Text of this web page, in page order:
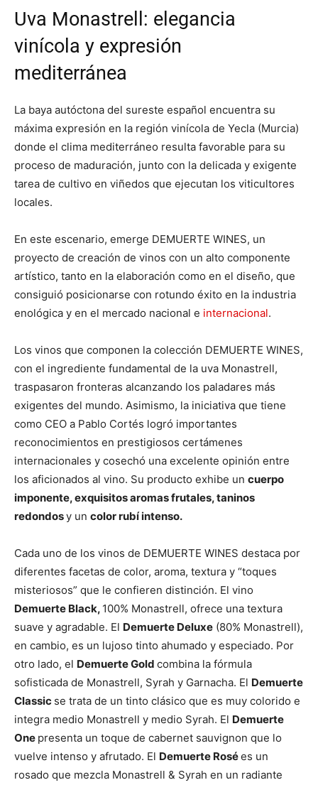
Uva Monastrell: elegancia
vinícola y expresión
mediterránea
La baya autóctona del sureste español encuentra su
máxima expresión en la región vinícola de Yecla (Murcia)
donde el clima mediterráneo resulta favorable para su
proceso de maduración, junto con la delicada y exigente
tarea de cultivo en viñedos que ejecutan los viticultores
locales.
En este escenario, emerge DEMUERTE WINES, un
proyecto de creación de vinos con un alto componente
artístico, tanto en la elaboración como en el diseño, que
consiguió posicionarse con rotundo éxito en la industria
enológica y en el mercado nacional e internacional.
Los vinos que componen la colección DEMUERTE WINES,
con el ingrediente fundamental de la uva Monastrell,
traspasaron fronteras alcanzando los paladares más
exigentes del mundo. Asimismo, la iniciativa que tiene
como CEO a Pablo Cortés logró importantes
reconocimientos en prestigiosos certámenes
internacionales y cosechó una excelente opinión entre
los aficionados al vino. Su producto exhibe un cuerpo
imponente, exquisitos aromas frutales, taninos
redondosy un color rubí intenso.
Cada uno de los vinos de DEMUERTE WINES destaca por
diferentes facetas de color, aroma, textura y “toques
misteriosos” que le confieren distinción. El vino
Demuerte Black, 100% Monastrell, ofrece una textura
suave y agradable. El Demuerte Deluxe (80% Monastrell),
en cambio, es un lujoso tinto ahumado y especiado. Por
otro lado, el Demuerte Gold combina la fórmula
sofisticada de Monastrell, Syrah y Garnacha. El Demuerte
Classic se trata de un tinto clásico que es muy colorido e
integra medio Monastrell y medio Syrah. El Demuerte
One presenta un toque de cabernet sauvignon que lo
vuelve intenso y afrutado. El Demuerte Rosées un
rosado que mezcla Monastrell & Syrah en un radiante